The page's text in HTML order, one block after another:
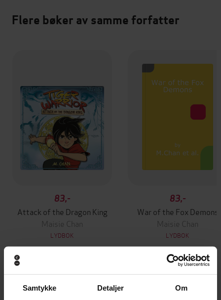
Samtykke Detaljer Om
Flere bøker av samme forfatter
83,-
Attack of the Dragon King
Maisie Chan
LYDBOK
83,-
War of the Fox Demons
Maisie Chan
LYDBOK
Andre har også kjøpt